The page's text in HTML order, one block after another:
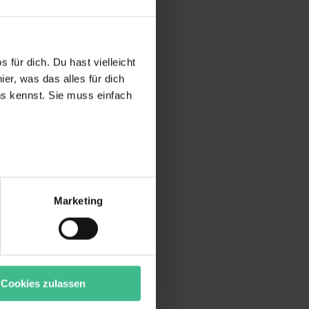
für dich. Du hast vielleicht
was das alles für dich
kennst. Sie muss einfach
bei Benutzung der
zu analysieren
Partner führen diese
zulassen, triff deine
Marketing
Cookies zulassen